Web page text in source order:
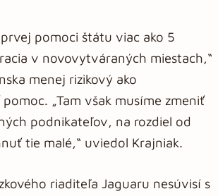
pomoci štátu viac ako 5
v novovytváraných miestach,“
menej rizikový ako
„Tam však musíme zmeniť
podnikateľov, na rozdiel od
tie malé,“ uviedol Krajniak.
riaditeľa Jaguaru nesúvisí s